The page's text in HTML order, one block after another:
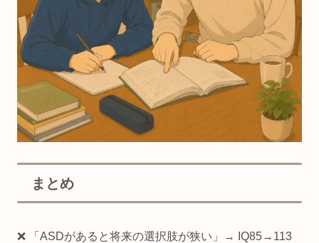
まとめ
❌ 「ASDがあると将来の選択肢が狭い」→ IQ85→113